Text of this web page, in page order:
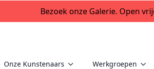
Bezoek onze Galerie. Open
Onze Kunstenaars Werkgroepen